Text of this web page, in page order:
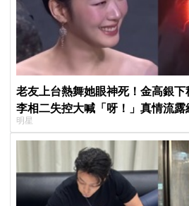
老友上台熱舞她眼神死！金高銀下
李相二失控大喊「呀！」真情流露
明星